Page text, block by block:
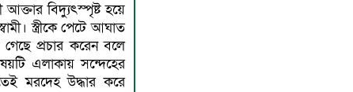
বিদ্যুৎস্পৃষ্ট হয়ে
স্ত্রীকে পেটে আঘাত
গেছে প্রচার করেন বলে
এলাকায় সন্দেহের
মরদেহ উদ্ধার করে